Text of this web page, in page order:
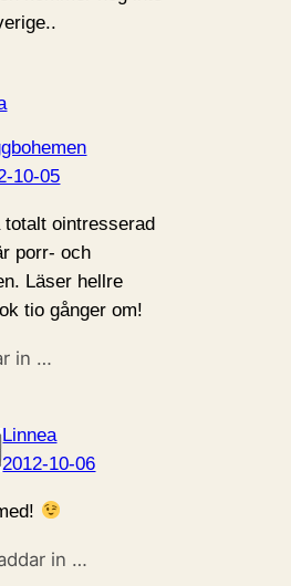
10-05
totalt ointresserad
porr- och
Läser hellre
tio gånger om!
in …
Linnea
2012-10-06
in …